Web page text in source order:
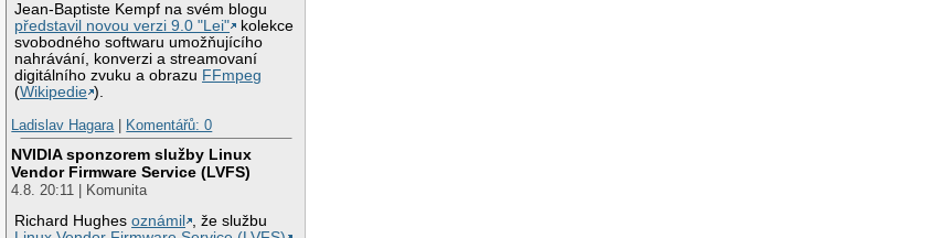
Jean-Baptiste Kempf na svém blogu
představil novou verzi 9.0 "Lei"
kolekce
svobodného softwaru umožňujícího
nahrávání, konverzi a streamovaní
digitálního zvuku a obrazu FFmpeg
(Wikipedie ).
Ladislav Hagara| Komentářů: 0
NVIDIA sponzorem služby Linux
Vendor Firmware Service (LVFS)
4.8. 20:11 | Komunita
Richard Hughesoznámil
, že službu